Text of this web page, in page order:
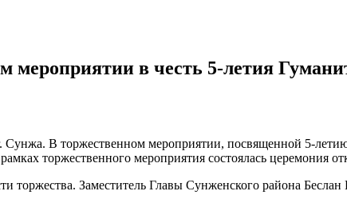
мероприятии в честь 5-летия
В торжественном мероприятии, посвященной 5-
торжественного мероприятия состоялась церемония
торжества. Заместитель Главы Сунженского района